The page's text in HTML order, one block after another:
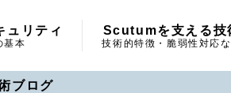
ュリティ
基本
Scutumを支える技
技術的特徴・脆弱性対応
ブログ